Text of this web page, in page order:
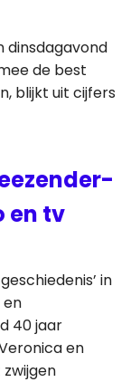
dinsdagavond
de best
blijkt uit cijfers
en tv
in
en
40 jaar
en